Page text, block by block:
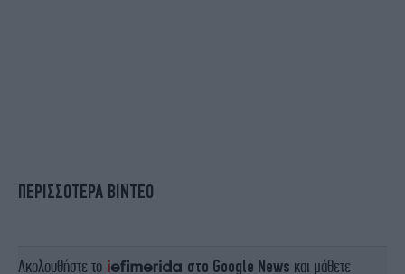
ΠΕΡΙΣΣΟΤΕΡΑ ΒΙΝΤΕΟ
Ακολουθήστε το στο Google News και μάθετε